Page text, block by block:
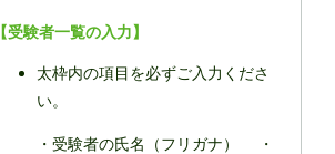
【受験者一覧の入力】
太枠内の項⽬を必ずご⼊⼒くださ
い。
・受験者の⽒名（フリガナ） ・